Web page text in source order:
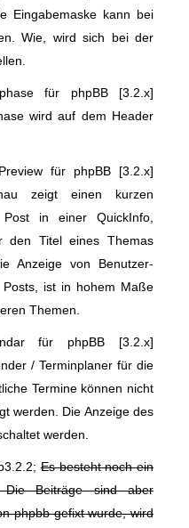
Eingabemaske kann bei
Wie, wird sich bei der
für phpBB [3.2.x]
wird auf dem Header
für phpBB [3.2.x]
zeigt einen kurzen
in einer QuickInfo,
den Titel eines Themas
Anzeige von Benutzer-
ist in hohem Maße
Themen.
für phpBB [3.2.x]
/ Terminplaner für die
Termine können nicht
werden. Die Anzeige des
werden.
Es besteht noch ein
Beiträge sind aber
phpbb gefixt wurde, wird